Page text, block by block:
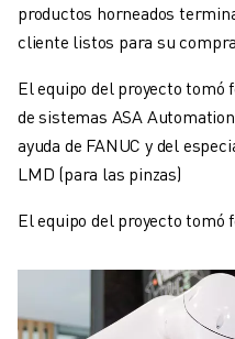
productos horneados
cliente listos para su
El equipo del proyecto
de sistemas ASA
ayuda de FANUC y del
LMD (para las pinzas)
El equipo del proyecto tomó